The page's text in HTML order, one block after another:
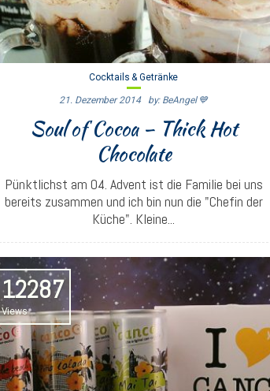
Cocktails & Getränke
21. Dezember 2014 By: BeAngel 💙
Soul of Cocoa – Thick Hot
Chocolate
Pünktlichst am 04. Advent ist die Familie bei uns
bereits zusammen und ich bin nun die "Chefin der
Küche". Kleine...
12287
Views